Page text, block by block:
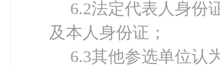
6.2法定代表人身份
及本人身份证；
6.3其他参选单位认